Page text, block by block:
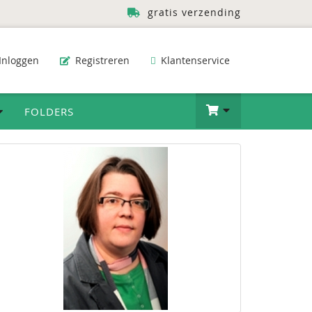
gratis verzending
Inloggen Registreren Klantenservice
FOLDERS